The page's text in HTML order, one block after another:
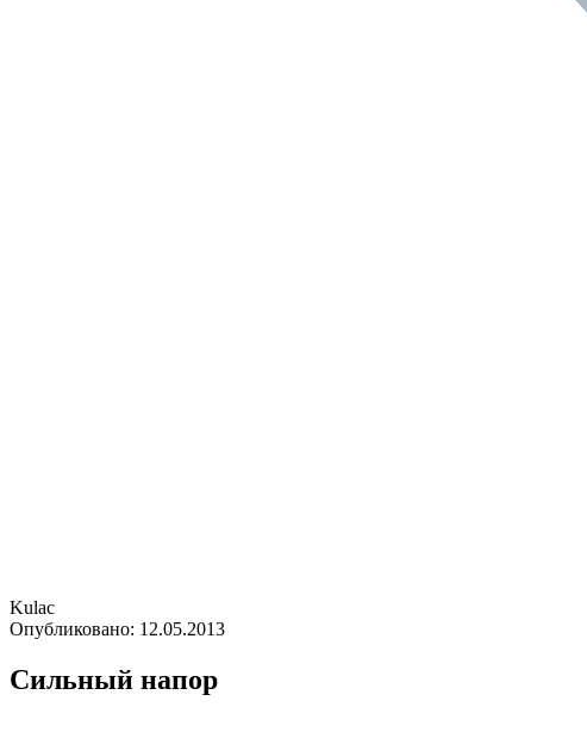
Kulac
Опубликовано: 12.05.2013
Сильный напор